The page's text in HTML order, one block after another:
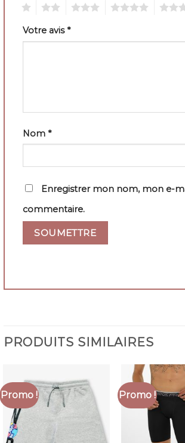
Votre avis*
Nom *
Enregistrer mon nom, mon e-
commentaire.
PRODUITS SIMILAIRES
Promo ! Promo !